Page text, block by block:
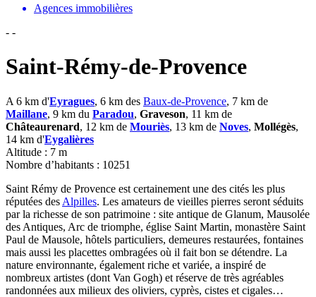
Agences immobilières
- -
Saint-Rémy-de-Provence
A 6 km d'Eyragues, 6 km des Baux-de-Provence, 7 km de
Maillane, 9 km du Paradou, Graveson, 11 km de
Châteaurenard, 12 km de Mouriès, 13 km de Noves, Mollégès,
14 km d'Eygalières
Altitude : 7 m
Nombre d’habitants : 10251
Saint Rémy de Provence est certainement une des cités les plus
réputées des Alpilles. Les amateurs de vieilles pierres seront séduits
par la richesse de son patrimoine : site antique de Glanum, Mausolée
des Antiques, Arc de triomphe, église Saint Martin, monastère Saint
Paul de Mausole, hôtels particuliers, demeures restaurées, fontaines
mais aussi les placettes ombragées où il fait bon se détendre. La
nature environnante, également riche et variée, a inspiré de
nombreux artistes (dont Van Gogh) et réserve de très agréables
randonnées aux milieux des oliviers, cyprès, cistes et cigales…